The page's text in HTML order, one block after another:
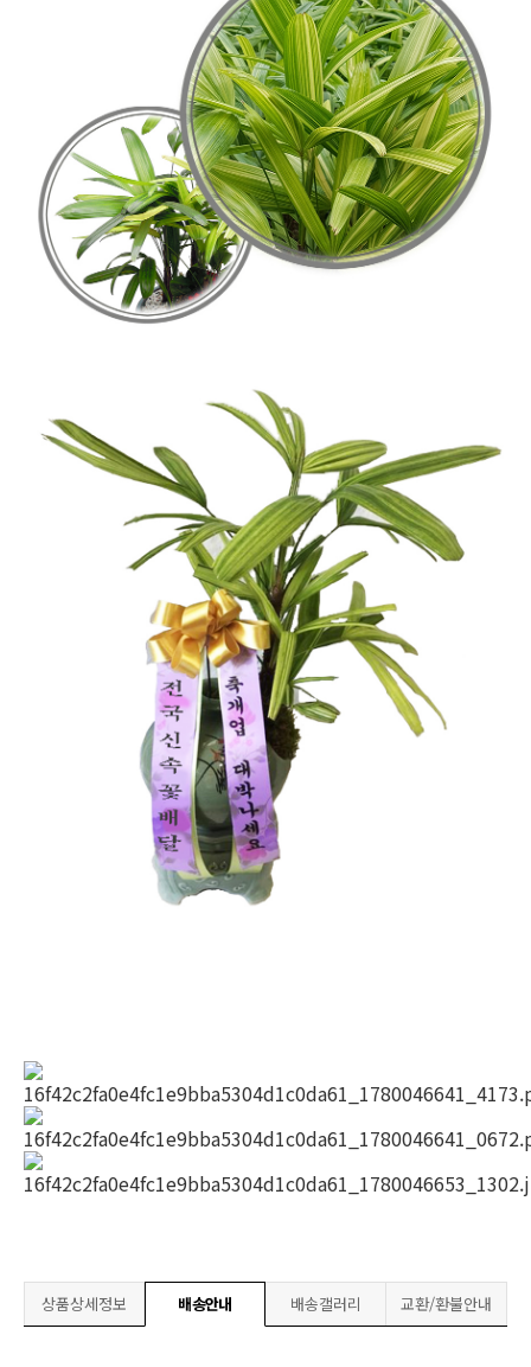
상품상세정보 배송안내 배송갤러리 교환/환불안내